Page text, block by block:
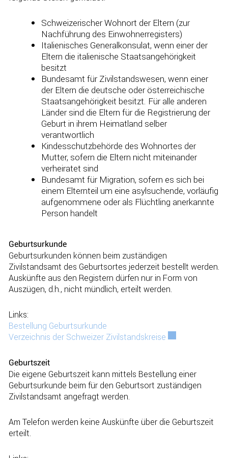
Schweizerischer Wohnort der Eltern (zur
Nachführung des Einwohnerregisters)
Italienisches Generalkonsulat, wenn einer der
Eltern die italienische Staatsangehörigkeit
besitzt
Bundesamt für Zivilstandswesen, wenn einer
der Eltern die deutsche oder österreichische
Staatsangehörigkeit besitzt. Für alle anderen
Länder sind die Eltern für die Registrierung der
Geburt in ihrem Heimatland selber
verantwortlich
Kindesschutzbehörde des Wohnortes der
Mutter, sofern die Eltern nicht miteinander
verheiratet sind
Bundesamt für Migration, sofern es sich bei
einem Elternteil um eine asylsuchende, vorläufig
aufgenommene oder als Flüchtling anerkannte
Person handelt
Geburtsurkunde
Geburtsurkunden können beim zuständigen
Zivilstandsamt des Geburtsortes jederzeit bestellt werden.
Auskünfte aus den Registern dürfen nur in Form von
Auszügen, d.h., nicht mündlich, erteilt werden.
Links:
Bestellung Geburtsurkunde
Verzeichnis der Schweizer Zivilstandskreise Externer Link
Geburtszeit
Die eigene Geburtszeit kann mittels Bestellung einer
Geburtsurkunde beim für den Geburtsort zuständigen
Zivilstandsamt angefragt werden.
Am Telefon werden keine Auskünfte über die Geburtszeit
erteilt.